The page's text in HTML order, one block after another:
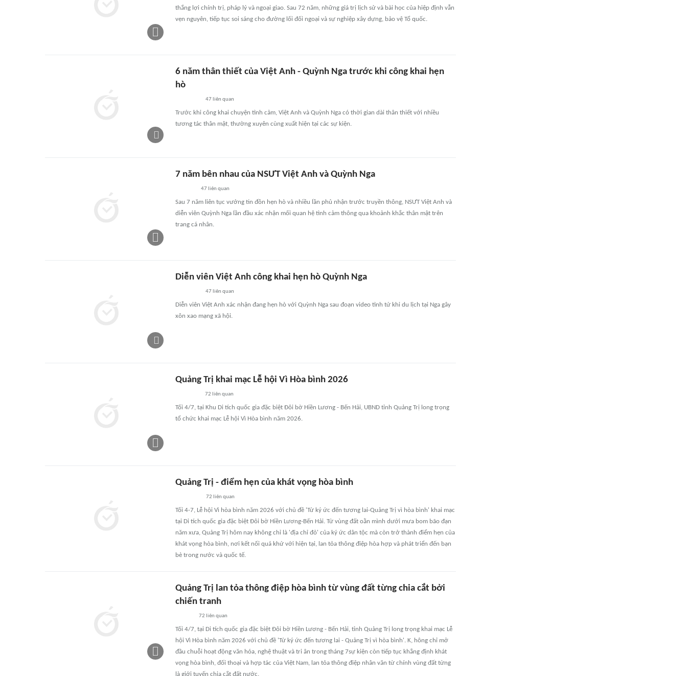
thắng lợi chính trị, pháp lý và ngoại giao. Sau 72 năm, những giá trị lịch sử và bài học của hiệp định vẫn
vẹn nguyên, tiếp tục soi sáng cho đường lối đối ngoại và sự nghiệp xây dựng, bảo vệ Tổ quốc.
6 năm thân thiết của Việt Anh - Quỳnh Nga trước khi công khai hẹn
hò
47liên quan
Trước khi công khai chuyện tình cảm, Việt Anh và Quỳnh Nga có thời gian dài thân thiết với nhiều
tương tác thân mật, thường xuyên cùng xuất hiện tại các sự kiện.
7 năm bên nhau của NSƯT Việt Anh và Quỳnh Nga
47liên quan
Sau 7 năm liên tục vướng tin đồn hẹn hò và nhiều lần phủ nhận trước truyền thông, NSƯT Việt Anh và
diễn viên Quỳnh Nga lần đầu xác nhận mối quan hệ tình cảm thông qua khoảnh khắc thân mật trên
trang cá nhân.
Diễn viên Việt Anh công khai hẹn hò Quỳnh Nga
47liên quan
Diễn viên Việt Anh xác nhận đang hẹn hò với Quỳnh Nga sau đoạn video tình tứ khi du lịch tại Nga gây
xôn xao mạng xã hội.
Quảng Trị khai mạc Lễ hội Vì Hòa bình 2026
72 liên quan
Tối 4/7, tại Khu Di tích quốc gia đặc biệt Đôi bờ Hiền Lương - Bến Hải, UBND tỉnh Quảng Trị long trọng
tổ chức khai mạc Lễ hội Vì Hòa bình năm 2026.
Quảng Trị - điểm hẹn của khát vọng hòa bình
72 liên quan
Tối 4-7, Lễ hội Vì hòa bình năm 2026 với chủ đề 'Từ ký ức đến tương lai-Quảng Trị vì hòa bình' khai mạc
tại Di tích quốc gia đặc biệt Đôi bờ Hiền Lương-Bến Hải. Từ vùng đất oằn mình dưới mưa bom bão đạn
năm xưa, Quảng Trị hôm nay không chỉ là 'địa chỉ đỏ' của ký ức dân tộc mà còn trở thành điểm hẹn của
khát vọng hòa bình, nơi kết nối quá khứ với hiện tại, lan tỏa thông điệp hòa hợp và phát triển đến bạn
bè trong nước và quốc tế.
Quảng Trị lan tỏa thông điệp hòa bình từ vùng đất từng chia cắt bởi
chiến tranh
72 liên quan
Tối 4/7, tại Di tích quốc gia đặc biệt Đôi bờ Hiền Lương - Bến Hải, tỉnh Quảng Trị long trọng khai mạc Lễ
hội Vì Hòa bình năm 2026 với chủ đề 'Từ ký ức đến tương lai - Quảng Trị vì hòa bình'. K, hông chỉ mở
đầu chuỗi hoạt động văn hóa, nghệ thuật và tri ân trong tháng 7sự kiện còn tiếp tục khẳng định khát
vọng hòa bình, đối thoại và hợp tác của Việt Nam, lan tỏa thông điệp nhân văn từ chính vùng đất từng
là giới tuyến chia cắt đất nước.